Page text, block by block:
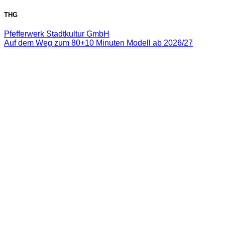
THG
Pfefferwerk Stadtkultur GmbH
Auf dem Weg zum 80+10 Minuten Modell ab 2026/27